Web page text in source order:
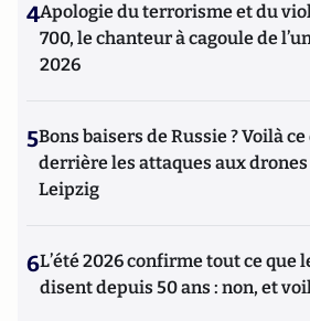
4Apologie du terrorisme et du
700, le chanteur à cagoule de
2026
5Bons baisers de Russie ? Voilà
derrière les attaques aux
Leipzig
6L’été 2026 confirme tout ce que
disent depuis 50 ans : non, et